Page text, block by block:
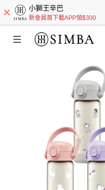
小獅王辛巴
新會員首下載APP領$300